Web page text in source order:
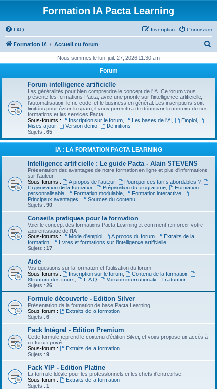
Formation IA Pacta Learning
FAQ Connexion
Inscription
Formation IA Accueil du forum
h
e
Nous sommes le lun. juil. 27, 2026 11:30 am
Forum
Forum intelligence artificielle
Les généralités pour bien comprendre le concept de l'IA. Ce forum vous
présente les formations Pacta, avec une priorité sur l'intelligence artificielle,
l'automatisation, le no-code, et le business en général. Les inscriptions sont
limitées pour éviter le spam, il vous permettra de découvrir le contenu de nos
formations et les services Pacta.
Sous-forums :
Inscription sur le forum, Les bases de l'AI Emploi,
Mises à jour
Version démo,
Définitions
Sujets : 65
IA : LA FORMATION PACTA LEARNING
Intelligence artificielle : Le guide Pacta - Alain STEVENS
Présentation des avantages de notre formation en ligne et plus d'informations
sur l'auteur.
Sous-forums :
A propos de l'auteur, Pourquoi ces tarifs abordables ?,
Organisation de la formation
Préparation du programme,
Formation
personnalisable
Formation modulable, Formation interactive,
Principaux avantages
Sources du contenu
Sujets : 90
Conseils pratiques pour la formation
Voici le concept des formations Pacta Learning et comment renforcer votre
apprentissage de l'IA
Sous-forums :
Mode d'emploi, A propos du forum,
Extraits de la
formation
Livres et formations sur l'intelligence artificielle
Sujets : 17
Aide
Vos questions sur la formation et l'utilisation du forum
Sous-forums :
Inscription sur le forum, Contenu de la formation,
Structure des cours
F.A.Q
Version internationale - Traduction
Sujets : 26
Formule découverte - Edition Silver
Présentation de la formation de base Pacta Learning
Sous-forum :
Extraits de la formation
Sujets : 6
Pack Intégral - Edition Premium
Cette formule reprend le contenu d'édition Silver, et vous propose un accès à
un forum privé
Sous-forum :
Extraits de la formation
Sujets : 9
Pack VIP - Edition Platine
La formule idéale pour les professionnels et les chefs d'entreprise.
Sous-forum :
Extraits de la formation
Sujets : 1